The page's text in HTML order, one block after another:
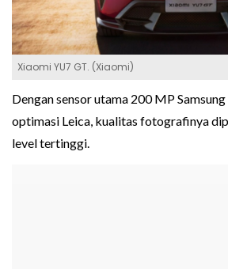
Xiaomi YU7 GT. (Xiaomi)
Dengan sensor utama 200 MP Samsung
optimasi Leica, kualitas fotografinya
level tertinggi.